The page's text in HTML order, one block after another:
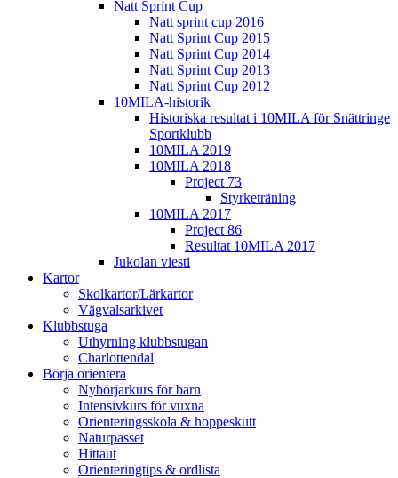
Natt Sprint Cup
Natt sprint cup 2016
Natt Sprint Cup 2015
Natt Sprint Cup 2014
Natt Sprint Cup 2013
Natt Sprint Cup 2012
10MILA-historik
Historiska resultat i 10MILA för Snättringe
Sportklubb
10MILA 2019
10MILA 2018
Project 73
Styrketräning
10MILA 2017
Project 86
Resultat 10MILA 2017
Jukolan viesti
Kartor
Skolkartor/Lärkartor
Vägvalsarkivet
Klubbstuga
Uthyrning klubbstugan
Charlottendal
Börja orientera
Nybörjarkurs för barn
Intensivkurs för vuxna
Orienteringsskola & hoppeskutt
Naturpasset
Hittaut
Orienteringtips & ordlista